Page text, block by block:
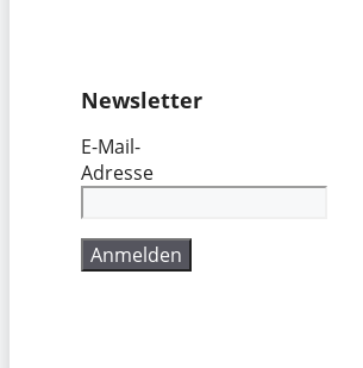
Newsletter
E-Mail-
Adresse